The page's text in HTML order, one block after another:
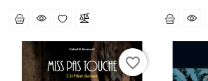
Jeunesse
Merchandising
favorite_border